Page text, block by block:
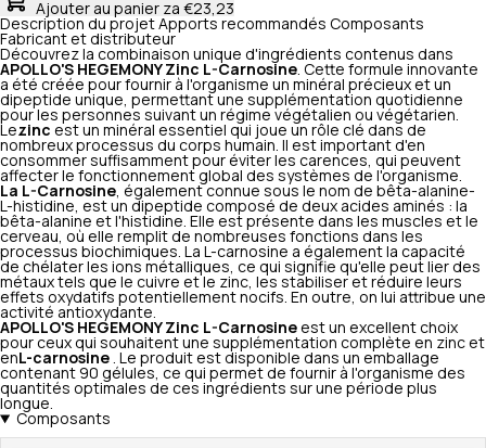
Ajouter au panier za €23,23
Description du projet Apports recommandés Composants
Fabricant et distributeur
Découvrez la combinaison unique d'ingrédients contenus dans
APOLLO'S HEGEMONY Zinc L-Carnosine . Cette formule innovante
a été créée pour fournir à l'organisme un minéral précieux et un
dipeptide unique, permettant une supplémentation quotidienne
pour les personnes suivant un régime végétalien ou végétarien.
Lezinc est un minéral essentiel qui joue un rôle clé dans de
nombreux processus du corps humain. Il est important d'en
consommer suffisamment pour éviter les carences, qui peuvent
affecter le fonctionnement global des systèmes de l'organisme.
La L-Carnosine , également connue sous le nom de bêta-alanine-
L-histidine, est un dipeptide composé de deux acides aminés : la
bêta-alanine et l'histidine. Elle est présente dans les muscles et le
cerveau, où elle remplit de nombreuses fonctions dans les
processus biochimiques. La L-carnosine a également la capacité
de chélater les ions métalliques, ce qui signifie qu'elle peut lier des
métaux tels que le cuivre et le zinc, les stabiliser et réduire leurs
effets oxydatifs potentiellement nocifs. En outre, on lui attribue une
activité antioxydante.
APOLLO'S HEGEMONY Zinc L-Carnosine est un excellent choix
pour ceux qui souhaitent une supplémentation complète en zinc et
en L-carnosine
. Le produit est disponible dans un emballage
contenant 90 gélules, ce qui permet de fournir à l'organisme des
quantités optimales de ces ingrédients sur une période plus
longue.
Composants